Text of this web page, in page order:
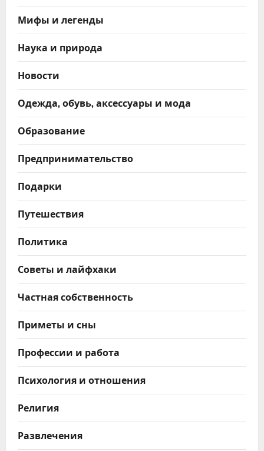
Мифы и легенды
Наука и природа
Новости
Одежда, обувь, аксессуары и мода
Образование
Предпринимательство
Подарки
Путешествия
Политика
Советы и лайфхаки
Частная собственность
Приметы и сны
Профессии и работа
Психология и отношения
Религия
Развлечения